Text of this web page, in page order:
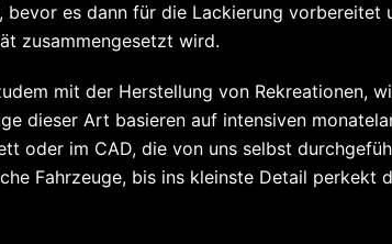
bevor es dann für die Lackierung vorbereitet
zusammengesetzt wird.
mit der Herstellung von Rekreationen,
dieser Art basieren auf intensiven
oder im CAD, die von uns selbst
Fahrzeuge, bis ins kleinste Detail perkekt